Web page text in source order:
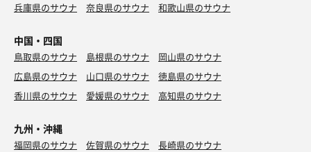
兵庫県のサウナ
奈良県のサウナ 和歌山県のサウナ
中国・四国
鳥取県のサウナ 島根県のサウナ
岡山県のサウナ
広島県のサウナ
山口県のサウナ
徳島県のサウナ
香川県のサウナ
愛媛県のサウナ 高知県のサウナ
九州・沖縄
福岡県のサウナ 佐賀県のサウナ
長崎県のサウナ